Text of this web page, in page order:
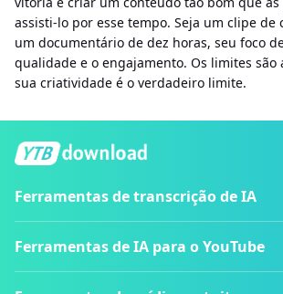
assisti-lo por esse tempo. Seja um clipe de
um documentário de dez horas, seu foco
qualidade e o engajamento. Os limites são
sua criatividade é o verdadeiro limite.
Ferramentas de transcrição de IA
Ferramentas de IA para o YouTube